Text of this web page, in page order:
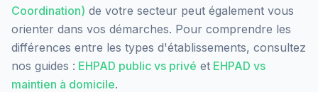
Coordination) de votre secteur peut également vous
orienter dans vos démarches. Pour comprendre les
différences entre les types d'établissements, consultez
nos guides : EHPAD public vs privé et EHPAD vs
maintien à domicile.